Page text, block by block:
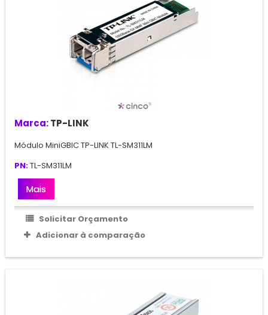
Marca:TP-LINK
Módulo MiniGBIC TP-LINK TL-SM311LM
PN:TL-SM311LM
Mais
Solicitar Orçamento
Adicionar à comparação